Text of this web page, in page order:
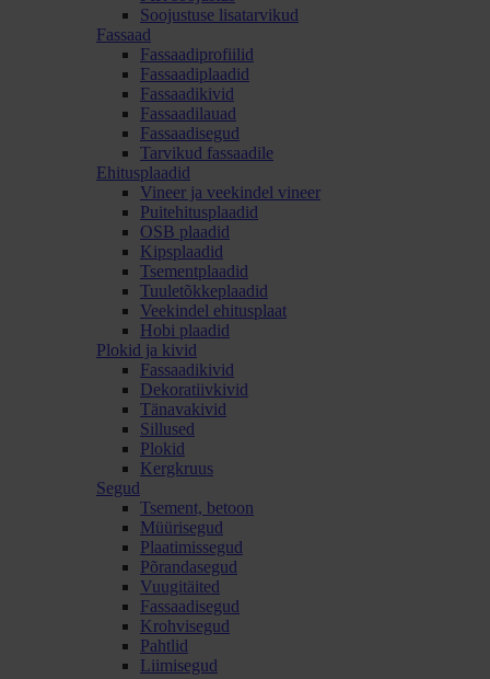
Soojustuse lisatarvikud
Fassaad
Fassaadiprofiilid
Fassaadiplaadid
Fassaadikivid
Fassaadilauad
Fassaadisegud
Tarvikud fassaadile
Ehitusplaadid
Vineer ja veekindel vineer
Puitehitusplaadid
OSB plaadid
Kipsplaadid
Tsementplaadid
Tuuletõkkeplaadid
Veekindel ehitusplaat
Hobi plaadid
Plokid ja kivid
Fassaadikivid
Dekoratiivkivid
Tänavakivid
Sillused
Plokid
Kergkruus
Segud
Tsement, betoon
Müürisegud
Plaatimissegud
Põrandasegud
Vuugitäited
Fassaadisegud
Krohvisegud
Pahtlid
Liimisegud